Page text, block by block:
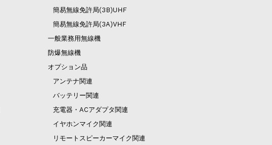
簡易無線免許局(3B)UHF
簡易無線免許局(3A)VHF
一般業務用無線機
防爆無線機
オプション品
アンテナ関連
バッテリー関連
充電器・ACアダプタ関連
イヤホンマイク関連
リモートスピーカーマイク関連